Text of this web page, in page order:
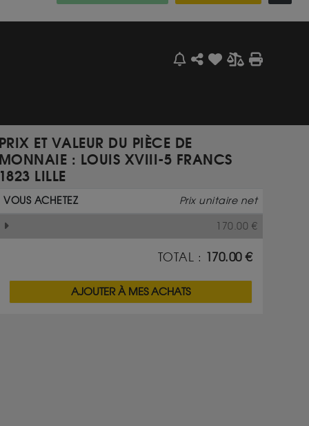
ET VALEUR DU PIÈCE DE
: LOUIS XVIII-5 FRANCS
LILLE
VOUS ACHETEZ Prix unitaire net
170.00 €
TOTAL : 170.00€
AJOUTER À MES ACHATS